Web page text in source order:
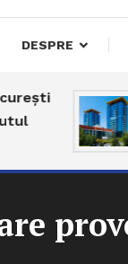
DESPRE